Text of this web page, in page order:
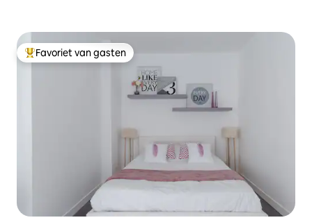
Topfavoriet van gasten
Favoriet van gasten